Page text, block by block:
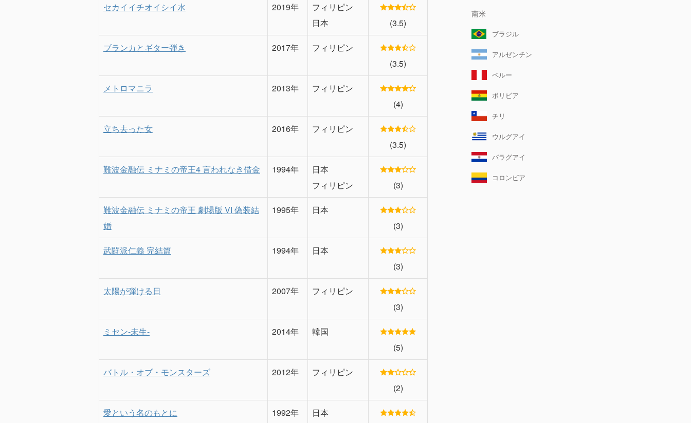
セカイイチオイシイ水 2019年
フィリピン
日本
(3.5)
ブランカとギター弾き 2017年
フィリピン
(3.5)
メトロマニラ 2013年
フィリピン
(4)
立ち去った女 2016年
フィリピン
(3.5)
難波金融伝 ミナミの帝王4 言われなき借金 1994年
日本
フィリピン
(3)
難波金融伝 ミナミの帝王 劇場版 VI 偽装結
婚
1995年
日本
(3)
武闘派仁義 完結篇 1994年
日本
(3)
太陽が弾ける日 2007年
フィリピン
(3)
ミセン-未生- 2014年
韓国
(5)
バトル・オブ・モンスターズ 2012年
フィリピン
(2)
愛という名のもとに 1992年
日本
南米
ブラジル
アルゼンチン
ペルー
ボリビア
チリ
ウルグアイ
パラグアイ
コロンビア